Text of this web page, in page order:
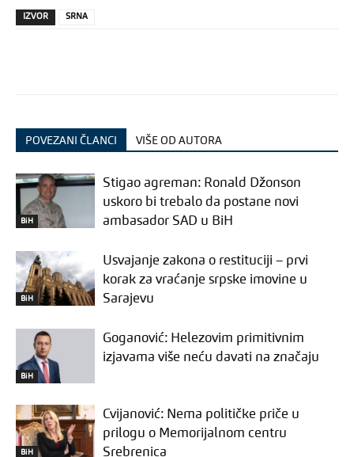
IZVOR SRNA
POVEZANI ČLANCI VIŠE OD AUTORA
BiH
Stigao agreman: Ronald Džonson
uskoro bi trebalo da postane novi
ambasador SAD u BiH
BiH
Usvajanje zakona o restituciji – prvi
korak za vraćanje srpske imovine u
Sarajevu
BiH
Goganović: Helezovim primitivnim
izjavama više neću davati na značaju
BiH
Cvijanović: Nema političke priče u
prilogu o Memorijalnom centru
Srebrenica